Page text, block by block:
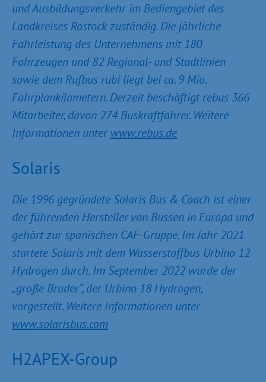
und Ausbildungsverkehr im Bediengebiet des
Landkreises Rostock zuständig. Die jährliche
Fahrleistung des Unternehmens mit 180
Fahrzeugen und 82 Regional- und Stadtlinien
sowie dem Rufbus rubi liegt bei ca. 9 Mio.
Fahrplankilometern. Derzeit beschäftigt rebus 366
Mitarbeiter, davon 274 Buskraftfahrer. Weitere
Informationen unterwww.rebus.de
Solaris
Die 1996 gegründete Solaris Bus & Coach ist einer
der führenden Hersteller von Bussen in Europa und
gehört zur spanischen CAF-Gruppe. Im Jahr 2021
startete Solaris mit dem Wasserstoffbus Urbino 12
Hydrogen durch. Im September 2022 wurde der
„große Bruder“, der Urbino 18 Hydrogen,
vorgestellt. Weitere Informationen unter
www.solarisbus.com
H2APEX-Group